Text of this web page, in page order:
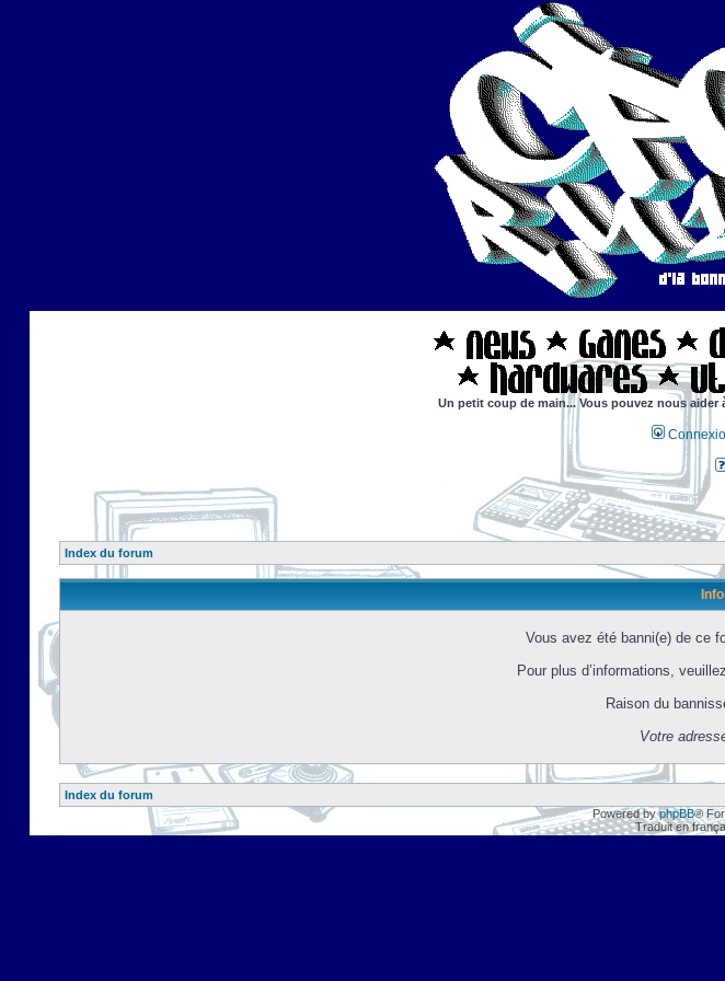
Un petit coup de main... Vous pouvez nous aider
Index du forum
Vous avez été banni(e) de ce
Pour plus d’informations,
Raison du
Votre
Index du forum
Powered byphpBB®
Traduit en